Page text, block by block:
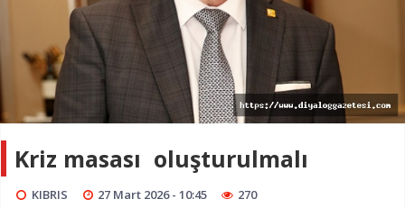
Kriz masası oluşturulmalı
KIBRIS 27 Mart 2026 - 10:45 270